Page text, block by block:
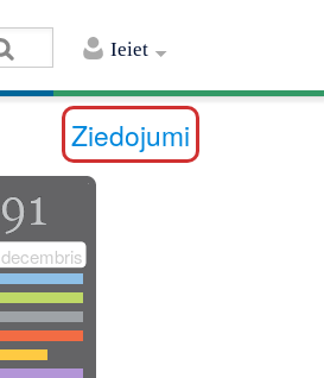
Ieiet
Ziedojumi
decembris